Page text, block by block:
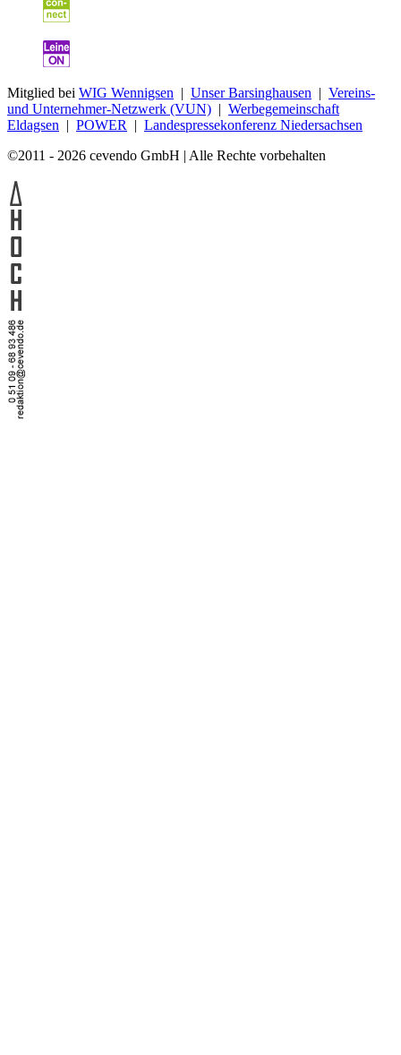
Mitglied bei WIG Wennigsen | Unser Barsinghausen | Vereins-
und Unternehmer-Netzwerk (VUN) | Werbegemeinschaft
Eldagsen | POWER | Landespressekonferenz Niedersachsen
©2011 - 2026 cevendo GmbH | Alle Rechte vorbehalten